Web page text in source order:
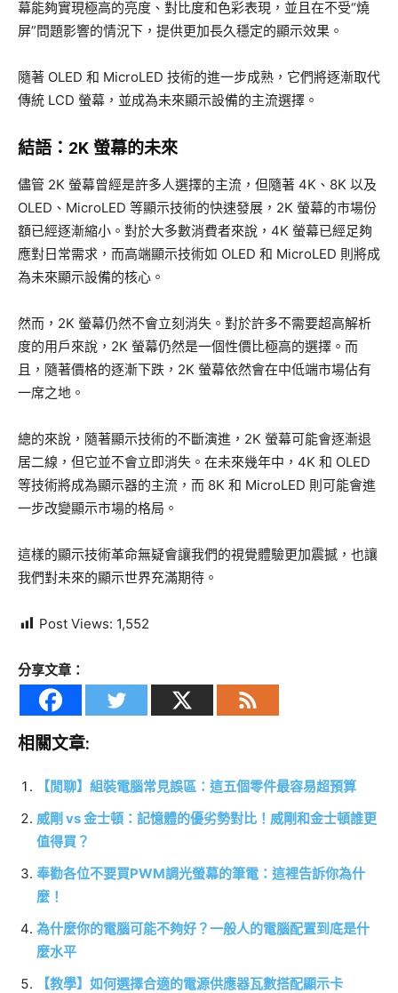
幕能夠實現極高的亮度、對比度和色彩表現，並且在不受“燒
屏”問題影響的情況下，提供更加長久穩定的顯示效果。
隨著 OLED 和 MicroLED 技術的進一步成熟，它們將逐漸取代
傳統 LCD 螢幕，並成為未來顯示設備的主流選擇。
結語：2K 螢幕的未來
儘管 2K 螢幕曾經是許多人選擇的主流，但隨著 4K、8K 以及
OLED、MicroLED 等顯示技術的快速發展，2K 螢幕的市場份
額已經逐漸縮小。對於大多數消費者來說，4K 螢幕已經足夠
應對日常需求，而高端顯示技術如 OLED 和 MicroLED 則將成
為未來顯示設備的核心。
然而，2K 螢幕仍然不會立刻消失。對於許多不需要超高解析
度的用戶來說，2K 螢幕仍然是一個性價比極高的選擇。而
且，隨著價格的逐漸下跌，2K 螢幕依然會在中低端市場佔有
一席之地。
總的來說，隨著顯示技術的不斷演進，2K 螢幕可能會逐漸退
居二線，但它並不會立即消失。在未來幾年中，4K 和 OLED
等技術將成為顯示器的主流，而 8K 和 MicroLED 則可能會進
一步改變顯示市場的格局。
這樣的顯示技術革命無疑會讓我們的視覺體驗更加震撼，也讓
我們對未來的顯示世界充滿期待。
Post Views: 1,552
分享文章：
相關文章:
【閒聊】組裝電腦常見誤區：這五個零件最容易超預算
威剛 vs 金士頓：記憶體的優劣勢對比！威剛和金士頓誰更
值得買？
奉勸各位不要買PWM調光螢幕的筆電：這裡告訴你為什
麼！
為什麼你的電腦可能不夠好？一般人的電腦配置到底是什
麼水平
【教學】如何選擇合適的電源供應器瓦數搭配顯示卡